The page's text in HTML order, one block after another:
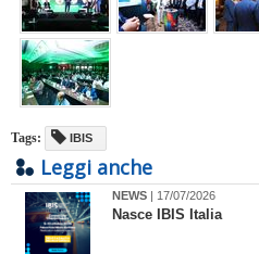
Tags: IBIS
Leggi anche
NEWS | 17/07/2026
Nasce IBIS Italia